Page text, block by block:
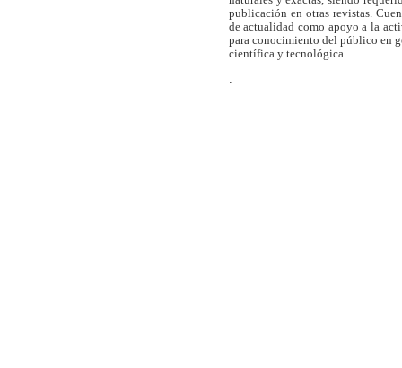
publicación en otras revistas.
de actualidad como apoyo a la
para conocimiento del público en
científica y tecnológica.